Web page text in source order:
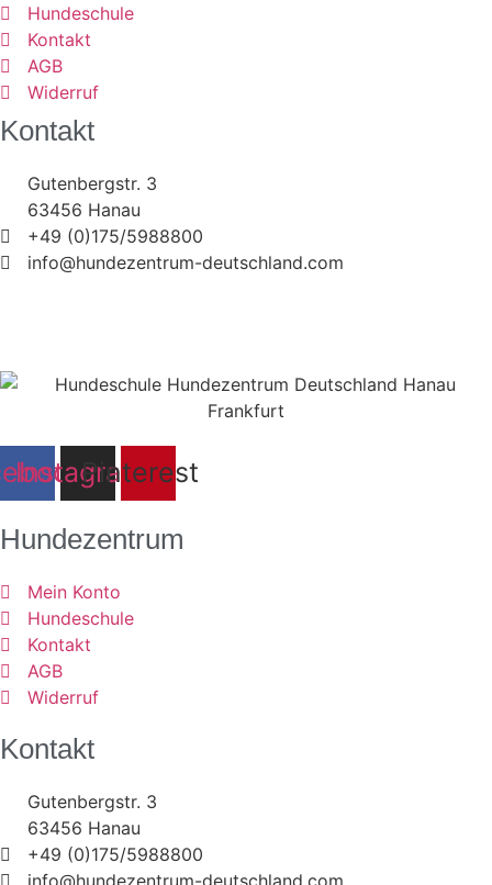
Hundeschule
Kontakt
AGB
Widerruf
Kontakt
Gutenbergstr. 3
63456 Hanau
+49 (0)175/5988800
info@hundezentrum-deutschland.com
Instagram
Pinterest
Hundezentrum
Mein Konto
Hundeschule
Kontakt
AGB
Widerruf
Kontakt
Gutenbergstr. 3
63456 Hanau
+49 (0)175/5988800
info@hundezentrum-deutschland.com